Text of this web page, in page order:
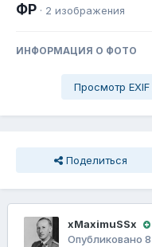
ФР · 2 изображения
ИНФОРМАЦИЯ О ФОТО
Просмотр
Поделиться
xMaximuSSx
Опубликовано